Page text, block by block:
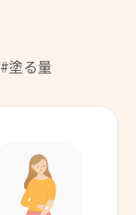
#塗る量